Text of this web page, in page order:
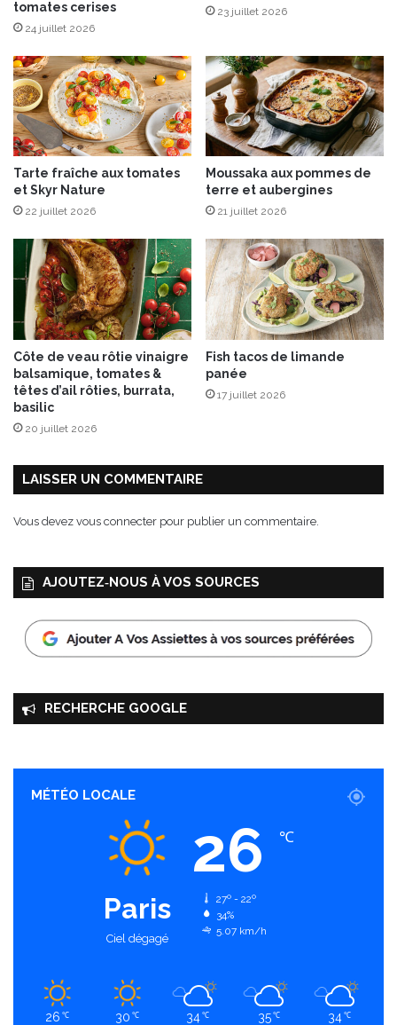
c
a
o
t
t
e
r
e
y
c
l
a
g
e
p
a
r
h
®
J
o
s
p
tomates cerises
24 juillet 2026
23 juillet 2026
Tarte fraîche aux tomates
et Skyr Nature
22 juillet 2026
Moussaka aux pommes de
terre et aubergines
21 juillet 2026
Côte de veau rôtie vinaigre
balsamique, tomates &
têtes d’ail rôties, burrata,
basilic
20 juillet 2026
Fish tacos de limande
panée
17 juillet 2026
LAISSER UN COMMENTAIRE
Vous devez vous connecter pour publier un commentaire.
AJOUTEZ‑NOUS À VOS SOURCES
RECHERCHE GOOGLE
MÉTÉO LOCALE
Paris
Ciel dégagé
26 ℃
27º - 22º
34%
5.07 km/h
26 ℃ 30 ℃ 34 ℃ 35 ℃ 34 ℃